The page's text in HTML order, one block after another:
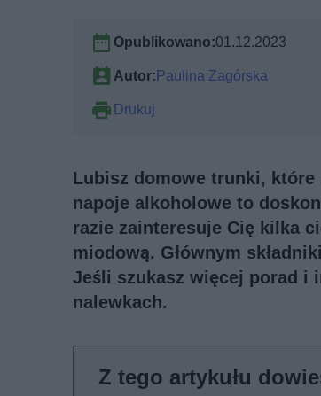
Opublikowano:01.12.2023
Autor:Paulina Zagórska
Drukuj
Lubisz domowe trunki, które
napoje alkoholowe to
razie zainteresuje Cię kilka
miodową. Głównym
Jeśli szukasz więcej porad i
nalewkach.